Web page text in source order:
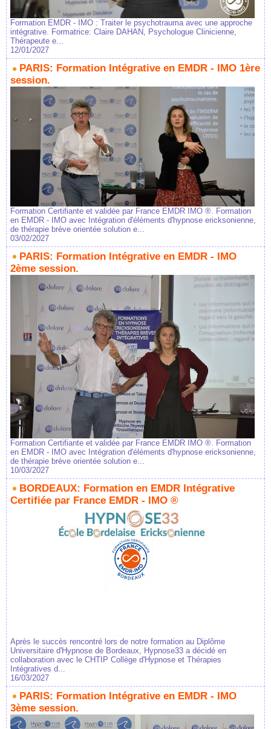
Formation EMDR - IMO : Traiter le psychotrauma avec une approche
intégrative. Formatrice: Claire DAHAN, Psychologue Clinicienne,
Thérapeute e...
12/01/2027
PARIS: Formation Intégrative en EMDR - IMO 1ère
session.
Formation Certifiante et validée par France EMDR IMO ®. Formation
en EMDR - IMO avec Intégration d'éléments d'hypnose ericksonienne,
de thérapie brève orientée solution e...
03/02/2027
PARIS: Formation Intégrative en EMDR - IMO
2ème session.
Formation Certifiante et validée par France EMDR IMO ®. Formation
en EMDR - IMO avec Intégration d'éléments d'hypnose ericksonienne,
de thérapie brève orientée solution e...
10/03/2027
BORDEAUX: Formation en EMDR Intégrative
Certifiée par France EMDR - IMO ®
Après le succès rencontré lors de notre formation au Diplôme
Universitaire d'Hypnose de Bordeaux, Hypnose33 a décidé en
collaboration avec le CHTIP Collège d'Hypnose et Thérapies
Intégratives d...
16/03/2027
PARIS: Formation Intégrative en EMDR - IMO
3ème session.